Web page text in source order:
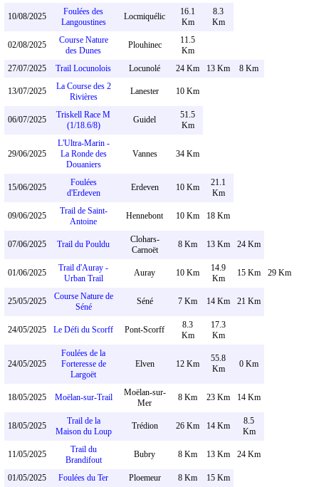
10/08/2025
Foulées des
Langoustines
Locmiquélic
16.1
Km
8.3
Km
02/08/2025
Course Nature
des Dunes
Plouhinec
11.5
Km
27/07/2025
Trail Locunolois Locunolé 24 Km 13 Km 8 Km
13/07/2025
La Course des 2
Rivières
Lanester 10 Km
06/07/2025
Triskell Race M
(1/18.6/8)
Guidel
51.5
Km
29/06/2025
L'Ultra-Marin -
La Ronde des
Douaniers
Vannes 34 Km
15/06/2025
Foulées
d'Erdeven
Erdeven 10 Km
21.1
Km
09/06/2025
Trail de Saint-
Antoine
Hennebont 10 Km 18 Km
07/06/2025 Trail du Pouldu
Clohars-
Carnoët
8 Km 13 Km 24 Km
01/06/2025
Trail d'Auray -
Urban Trail
Auray 10 Km
14.9
Km
15 Km 29 Km
25/05/2025
Course Nature de
Séné
Séné 7 Km 14 Km 21 Km
24/05/2025 Le Défi du Scorff Pont-Scorff
8.3
Km
17.3
Km
24/05/2025
Foulées de la
Forteresse de
Largoët
Elven 12 Km
55.8
Km
0 Km
18/05/2025 Moëlan-sur-Trail
Moëlan-sur-
Mer
8 Km 23 Km 14 Km
18/05/2025
Trail de la
Maison du Loup
Trédion 26 Km 14 Km
8.5
Km
11/05/2025
Trail du
Brandifout
Bubry 8 Km 13 Km 24 Km
01/05/2025 Foulées du Ter Ploemeur 8 Km 15 Km